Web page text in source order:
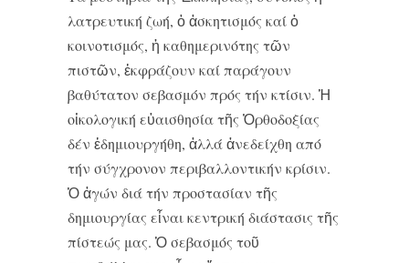
λατρευτική ζωή, ὁ ἀσκητισμός καί ὁ
κοινοτισμός, ἡ καθημερινότης τῶν
πιστῶν, ἐκφράζουν καί παράγουν
βαθύτατον σεβασμόν πρός τήν κτίσιν. Ἡ
οἰκολογική εὐαισθησία τῆς Ὀρθοδοξίας
δέν ἐδημιουργήθη, ἀλλά ἀνεδείχθη από
τήν σύγχρονον περιβαλλοντικήν κρίσιν.
Ὁ ἀγών διά τήν προστασίαν τῆς
δημιουργίας εἶναι κεντρική διάστασις τῆς
πίστεώς μας. Ὁ σεβασμός τοῦ